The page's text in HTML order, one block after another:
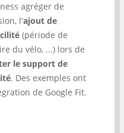
agréger de
l'ajout de
(période de
du vélo, ...) lors de
le support de
. Des exemples ont
de Google Fit.